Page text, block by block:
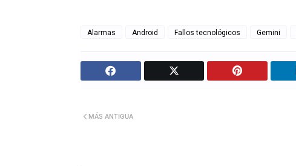
Alarmas Android Fallos tecnológicos Gemini
MÁS ANTIGUA